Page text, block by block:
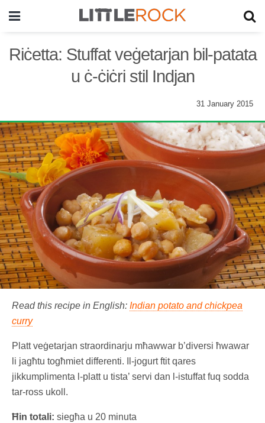
Riċetta: Stuffat veġetarjan bil-patata
u ċ-ċiċri stil Indjan
31 January 2015
Read this recipe in English: Indian potato and chickpea
curry
Platt veġetarjan straordinarju mħawwar b’diversi ħwawar
li jagħtu togħmiet differenti. Il-jogurt ftit qares
jikkumplimenta l-platt u tista’ servi dan l-istuffat fuq sodda
tar-ross ukoll.
Ħin totali: siegħa u 20 minuta